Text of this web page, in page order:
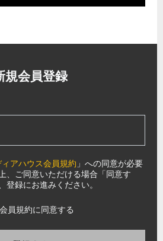
規会員登録
アハウス会員規約 」への同意が必要
、ご同意いただける場合「同意す
登録にお進みください。
会員規約に同意する